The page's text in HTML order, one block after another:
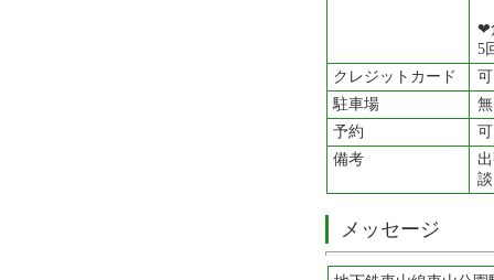
❤︎
5
クレジットカード
可
駐車場
無
予約
可
備考
メッセージ